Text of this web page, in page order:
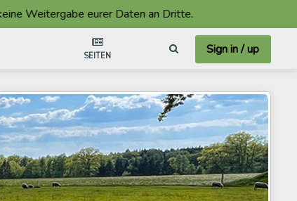
eurer Daten an Dritte.
SEITEN Sign in / up